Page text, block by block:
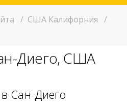
11:00
/ США Калифорния /
Диего, США
Сан-Диего